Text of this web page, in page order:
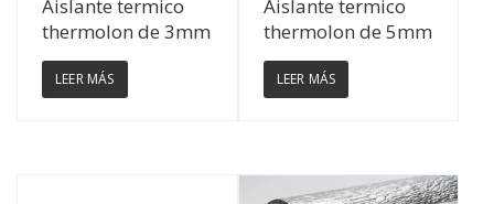
Aislante termico
thermolon de 3mm
LEER MÁS
Aislante termico
thermolon de 5mm
LEER MÁS